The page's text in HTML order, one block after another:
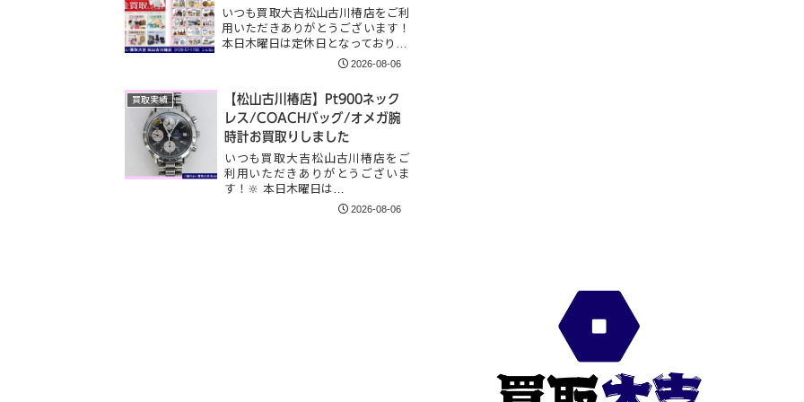
いつも買取大吉松山古川椿店をご利
用いただきありがとうございます！
本日木曜日は定休日となっており…
2026-08-06
買取実績
【松山古川椿店】Pt900ネック
レス/COACHバッグ/オメガ腕
時計お買取りしました
いつも買取大吉松山古川椿店をご
利用いただきありがとうございま
す！🔆 本日木曜日は…
2026-08-06